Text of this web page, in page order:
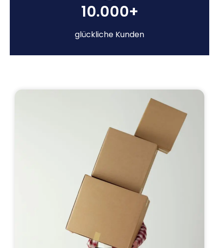
10.000+
glückliche Kunden